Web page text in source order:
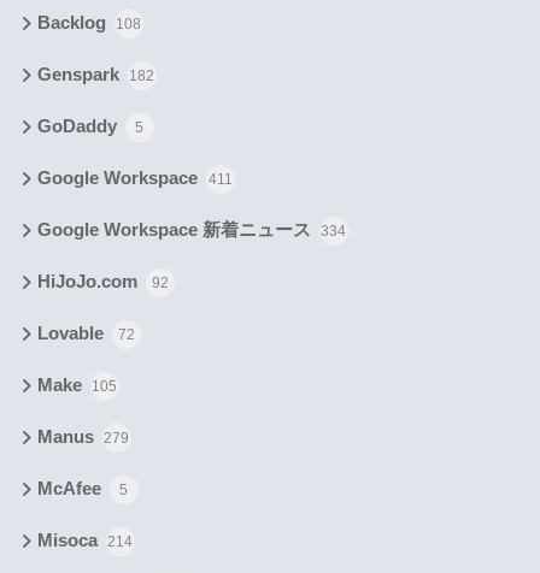
Backlog 108
Genspark 182
GoDaddy 5
Google Workspace 411
Google Workspace 新着ニュース 334
HiJoJo.com 92
Lovable 72
Make 105
Manus 279
McAfee 5
Misoca 214